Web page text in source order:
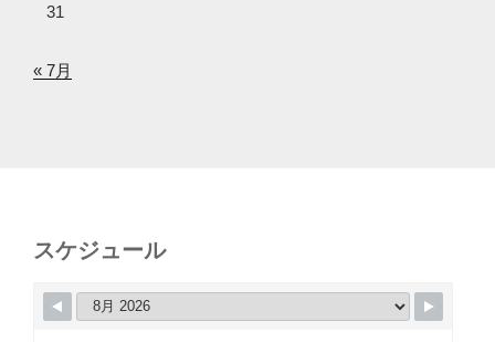
31
« 7月
スケジュール